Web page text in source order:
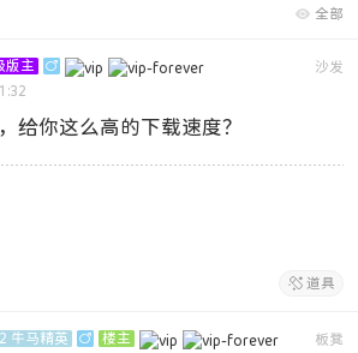
 全部
沙发
版主 
给你这么高的下载速度？
 道具
板凳
牛马精英 
楼主